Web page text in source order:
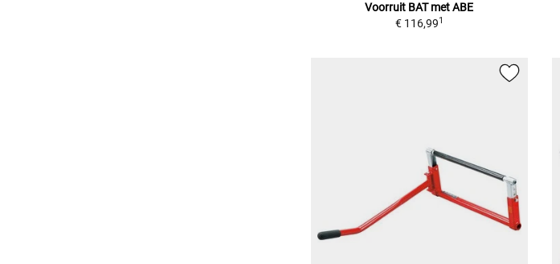
Voorruit BAT met ABE
€ 116,991